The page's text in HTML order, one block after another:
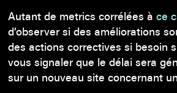
Autant de metrics corrélées àce
d’observer si des améliorations
des actions correctives si besoin
vous signaler que le délai sera
sur un nouveau site concernant